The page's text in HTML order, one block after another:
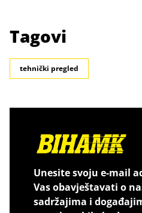
Tagovi
tehnički pregled
Unesite svoju e-mail
Vas obavještavati o
sadržajima i